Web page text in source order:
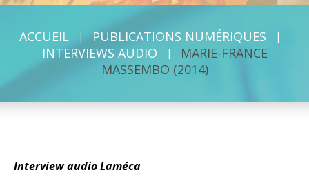
ACCUEIL
PUBLICATIONS NUMÉRIQUES
INTERVIEWS AUDIO
MARIE-FRANCE
MASSEMBO (2014)
Interview audio Laméca